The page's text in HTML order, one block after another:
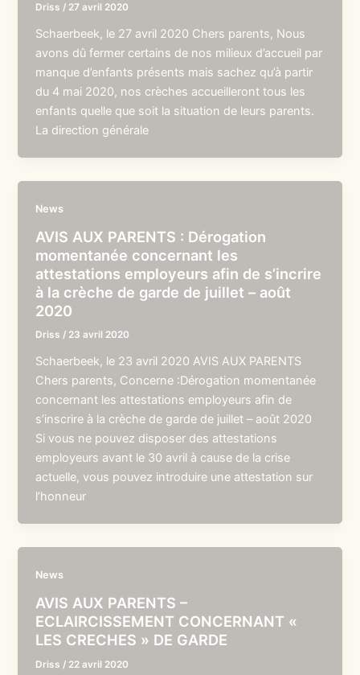
Driss / 27 avril 2020
Schaerbeek, le 27 avril 2020 Chers parents, Nous
avons dû fermer certains de nos milieux d’accueil par
manque d’enfants présents mais sachez qu’à partir
du 4 mai 2020, nos crèches accueilleront tous les
enfants quelle que soit la situation de leurs parents.
La direction générale
News
AVIS AUX PARENTS : Dérogation
momentanée concernant les
attestations employeurs afin de s’incrire
à la crèche de garde de juillet – août
2020
Driss / 23 avril 2020
Schaerbeek, le 23 avril 2020 AVIS AUX PARENTS
Chers parents, Concerne :Dérogation momentanée
concernant les attestations employeurs afin de
s’inscrire à la crèche de garde de juillet – août 2020
Si vous ne pouvez disposer des attestations
employeurs avant le 30 avril à cause de la crise
actuelle, vous pouvez introduire une attestation sur
l’honneur
News
AVIS AUX PARENTS –
ECLAIRCISSEMENT CONCERNANT «
LES CRECHES » DE GARDE
Driss / 22 avril 2020